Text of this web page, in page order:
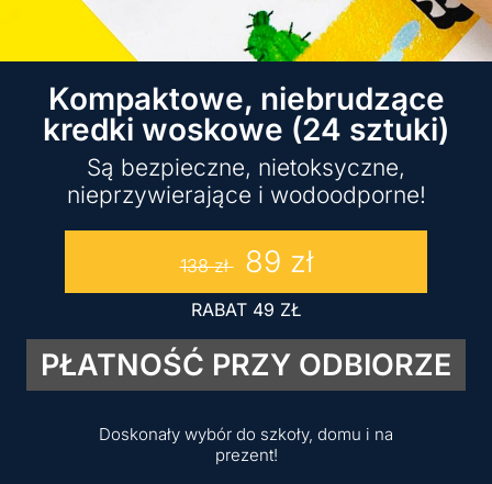
Kompaktowe, niebrudzące
kredki woskowe (24 sztuki)
Są bezpieczne, nietoksyczne,
nieprzywierające i wodoodporne!
138zł 89 zł
RABAT 49 ZŁ
PŁATNOŚĆ PRZY ODBIORZE
Doskonały wybór do szkoły, domu i na
prezent!